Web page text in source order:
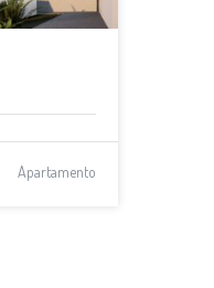
Apartamento